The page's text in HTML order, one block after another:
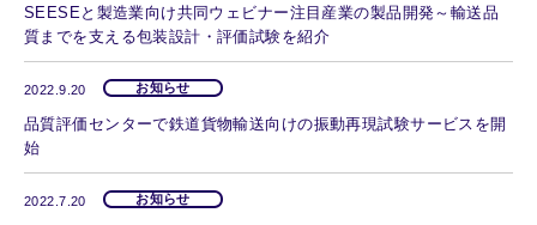
SEESEと製造業向け共同ウェビナー注目産業の製品開発～輸送品
質までを支える包装設計・評価試験を紹介
2022.9.20 お知らせ
品質評価センターで鉄道貨物輸送向けの振動再現試験サービスを開
始
2022.7.20 お知らせ